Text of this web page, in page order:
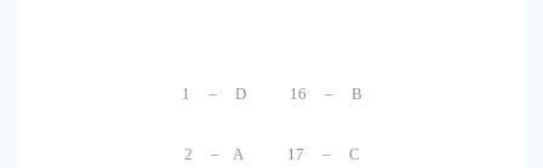
1 – D 16 – B
2 – A 17 – C